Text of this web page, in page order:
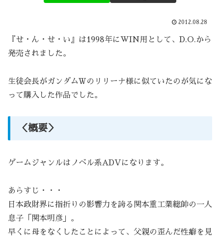
2012.08.28
『せ・ん・せ・い』は1998年にWIN用として、D.O.から
発売されました。
生徒会長がガンダムＷのリリーナ様に似ていたのが気にな
って購入した作品でした。
＜概要＞
ゲームジャンルはノベル系ADVになります。
あらすじ・・・
日本政財界に指折りの影響力を誇る関本重工業総帥の一人
息子「関本明彦」。
早くに母をなくしたことによって、父親の歪んだ性癖を見